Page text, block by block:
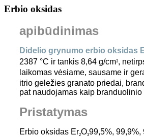
Erbio oksidas
apibūdinimas
Didelio grynumo erbio oksidas
2387 °C ir tankis 8,64 g/cm3,
laikomas vėsiame, sausame ir
itrio geležies granato priedai,
pat naudojamas kaip
Pristatymas
Erbio oksidas Er2O399,5%, 99,9%,